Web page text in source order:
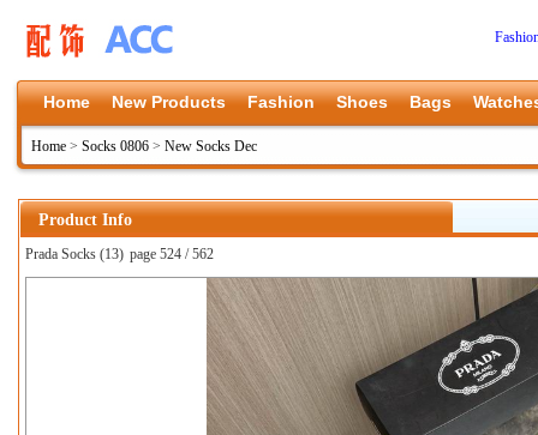
Home New Products Fashion Shoes Bags
Home > Socks 0806 > New Socks Dec
Product Info
Prada Socks (13) page 524 / 562
上一张